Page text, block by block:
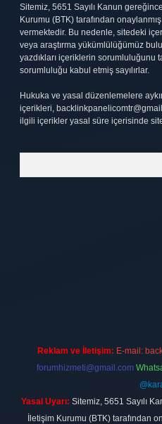
Sitemiz, 5651 Sayılı Kanun
Kurumu (BTK) tarafından
vermektedir. Bu nedenle, sitedeki
veya araştırma yükümlülüğümüz
yazdıkları içeriklerin sorumluluğunu
sorumluluğu kabul etmiş sayılırlar.
Hukuka ve yasal düzenlemelere
içerikleri,
ilgili içerikler yasal süre içerisinde
Reklam ve İletişim: E-mail:
forumhizmeti@gmail.com
Yasal Uyarı: Sitemiz, 5651 Sayılı
İletişim Kurumu (BTK) tarafından